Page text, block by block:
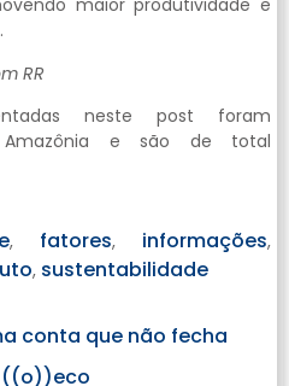
maior produtividade e
RR
neste post foram
Amazônia e são de total
, fatores, informações,
, sustentabilidade
conta que não fecha
((o))eco